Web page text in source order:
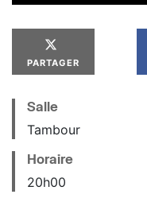
PARTAGER
Salle
Tambour
Horaire
20h00